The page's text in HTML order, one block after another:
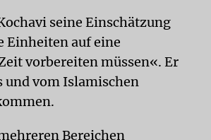
seine Einschätzung
Einheiten auf eine
vorbereiten müssen«. Er
und vom Islamischen
Bereichen